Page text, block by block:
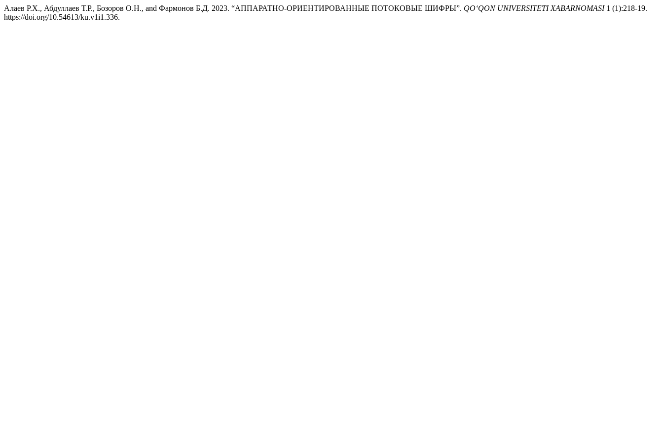
Алаев Р.Х., Абдуллаев Т.Р., Бозоров О.Н., and Фармонов Б.Д. 2023. “АППАРАТНО-ОРИЕНТИРОВАННЫЕ ПОТОКОВЫЕ ШИФРЫ”. QO‘QON UNIVERSITETI XABARNOMASI1 (1):218-19.
https://doi.org/10.54613/ku.v1i1.336.